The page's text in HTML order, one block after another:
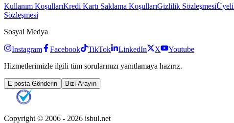
Kullanım KoşullarıKredi Kartı Saklama KoşullarıGizlilik Sözleşmesi
Sözleşmesi
Sosyal Medya
Instagram Facebook TikTok LinkedIn X
Youtube
Hizmetlerimizle ilgili tüm sorularınızı yanıtlamaya hazırız.
E-posta Gönderin Bizi Arayın
Copyright © 2006 - 2026 isbul.net